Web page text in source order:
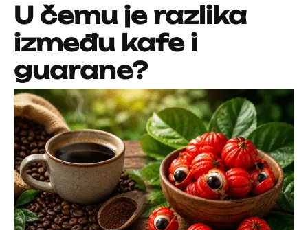
U čemu je razlika
između kafe i
guarane?